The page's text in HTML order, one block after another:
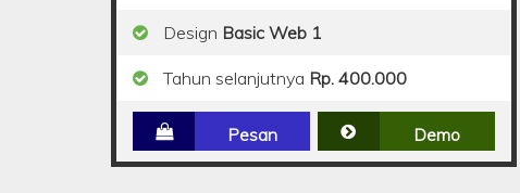
Design Basic Web 1
Tahun selanjutnya Rp. 400.000
Pesan Demo